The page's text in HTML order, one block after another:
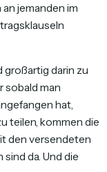
jemanden im
darin zu
sobald man
hat,
teilen, kommen die
den versendeten
da. Und die